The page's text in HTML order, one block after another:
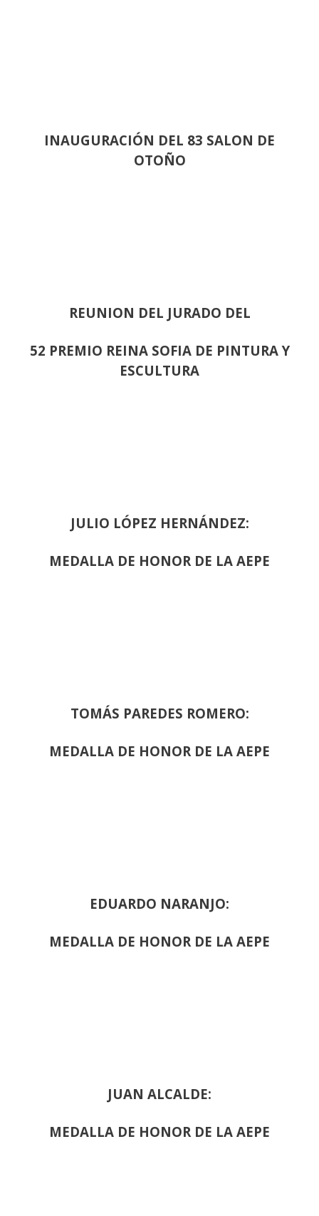
INAUGURACIÓN DEL 83 SALON DE
OTOÑO
REUNION DEL JURADO DEL
52 PREMIO REINA SOFIA DE PINTURA Y
ESCULTURA
JULIO LÓPEZ HERNÁNDEZ:
MEDALLA DE HONOR DE LA AEPE
TOMÁS PAREDES ROMERO:
MEDALLA DE HONOR DE LA AEPE
EDUARDO NARANJO:
MEDALLA DE HONOR DE LA AEPE
JUAN ALCALDE:
MEDALLA DE HONOR DE LA AEPE